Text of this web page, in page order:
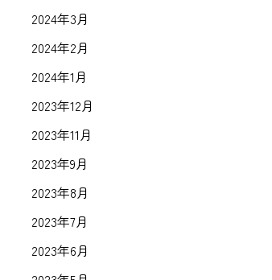
2024年3月
2024年2月
2024年1月
2023年12月
2023年11月
2023年9月
2023年8月
2023年7月
2023年6月